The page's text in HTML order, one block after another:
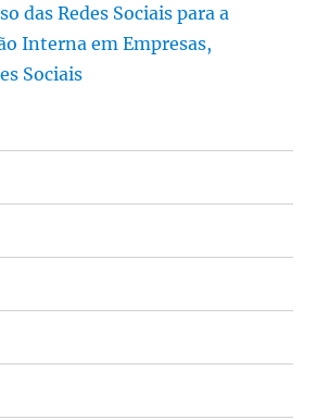
das Redes Sociais para a
Interna em Empresas,
Sociais